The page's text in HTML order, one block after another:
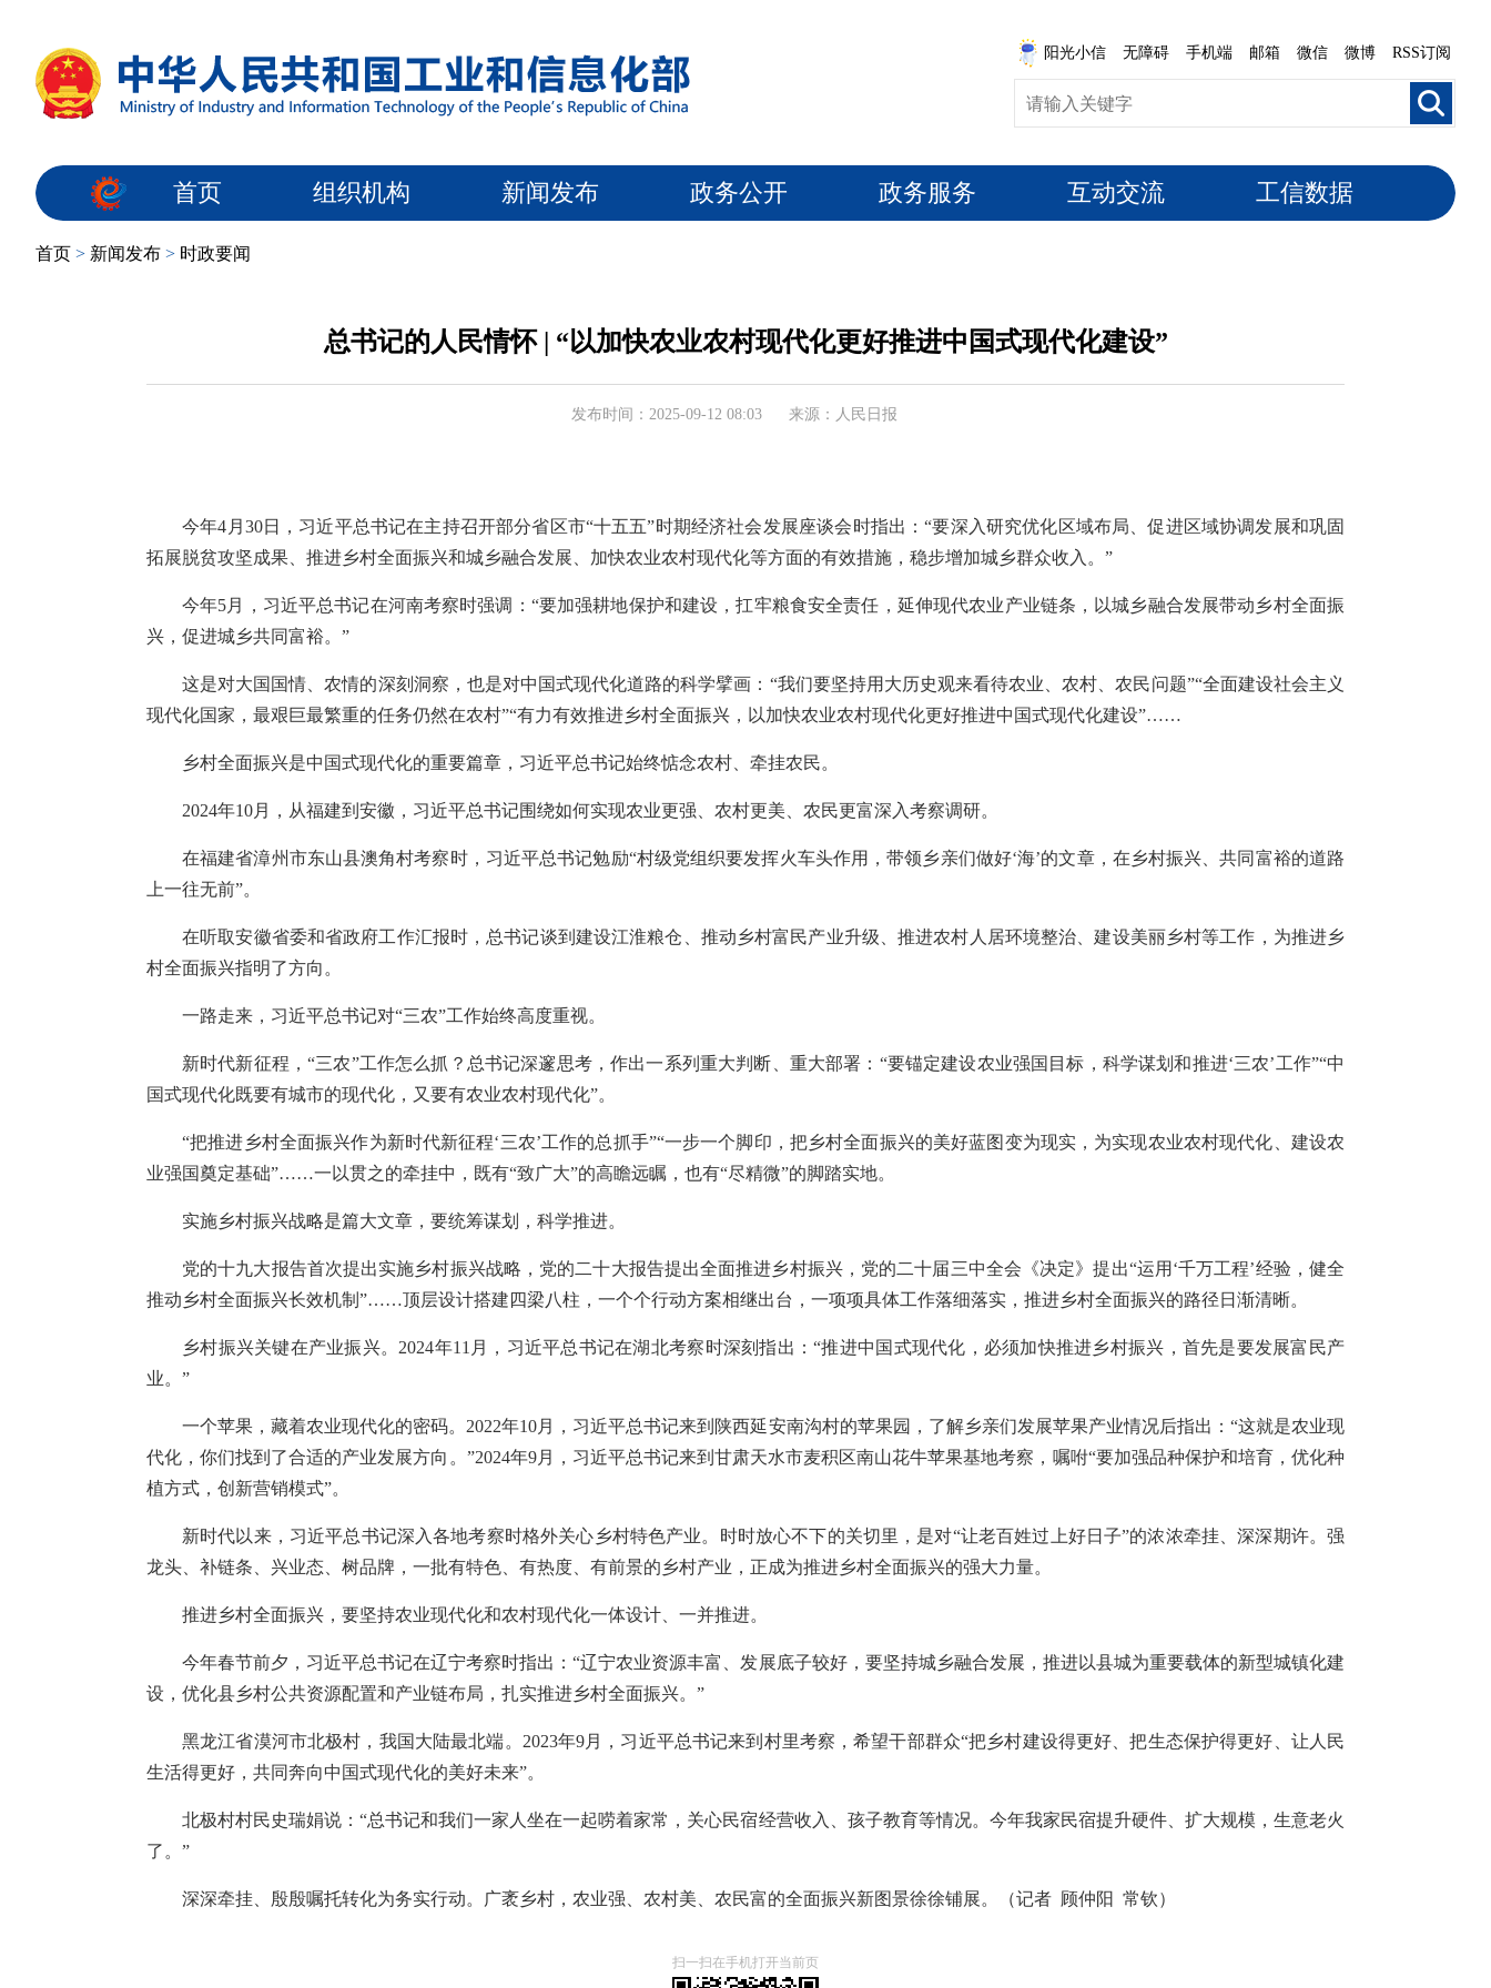
阳光小信 无障碍 手机端 邮箱 微信 微博 RSS订阅
首页 组织机构 新闻发布 政务公开 政务服务 互动交流 工信数据
首页 > 新闻发布 > 时政要闻
总书记的人民情怀 | “以加快农业农村现代化更好推进中国式现代化建设”
发布时间：2025-09-12 08:03 来源：人民日报
今年4月30日，习近平总书记在主持召开部分省区市“十五五”时期经济社会发展座谈会时指出：“要深入研究优化区域布局、促进区域协调发展和巩固
拓展脱贫攻坚成果、推进乡村全面振兴和城乡融合发展、加快农业农村现代化等方面的有效措施，稳步增加城乡群众收入。”
今年5月，习近平总书记在河南考察时强调：“要加强耕地保护和建设，扛牢粮食安全责任，延伸现代农业产业链条，以城乡融合发展带动乡村全面振
兴，促进城乡共同富裕。”
这是对大国国情、农情的深刻洞察，也是对中国式现代化道路的科学擘画：“我们要坚持用大历史观来看待农业、农村、农民问题”“全面建设社会主义
现代化国家，最艰巨最繁重的任务仍然在农村”“有力有效推进乡村全面振兴，以加快农业农村现代化更好推进中国式现代化建设”……
乡村全面振兴是中国式现代化的重要篇章，习近平总书记始终惦念农村、牵挂农民。
2024年10月，从福建到安徽，习近平总书记围绕如何实现农业更强、农村更美、农民更富深入考察调研。
在福建省漳州市东山县澳角村考察时，习近平总书记勉励“村级党组织要发挥火车头作用，带领乡亲们做好‘海’的文章，在乡村振兴、共同富裕的道路
上一往无前”。
在听取安徽省委和省政府工作汇报时，总书记谈到建设江淮粮仓、推动乡村富民产业升级、推进农村人居环境整治、建设美丽乡村等工作，为推进乡
村全面振兴指明了方向。
一路走来，习近平总书记对“三农”工作始终高度重视。
新时代新征程，“三农”工作怎么抓？总书记深邃思考，作出一系列重大判断、重大部署：“要锚定建设农业强国目标，科学谋划和推进‘三农’工作”“中
国式现代化既要有城市的现代化，又要有农业农村现代化”。
“把推进乡村全面振兴作为新时代新征程‘三农’工作的总抓手”“一步一个脚印，把乡村全面振兴的美好蓝图变为现实，为实现农业农村现代化、建设农
业强国奠定基础”……一以贯之的牵挂中，既有“致广大”的高瞻远瞩，也有“尽精微”的脚踏实地。
实施乡村振兴战略是篇大文章，要统筹谋划，科学推进。
党的十九大报告首次提出实施乡村振兴战略，党的二十大报告提出全面推进乡村振兴，党的二十届三中全会《决定》提出“运用‘千万工程’经验，健全
推动乡村全面振兴长效机制”……顶层设计搭建四梁八柱，一个个行动方案相继出台，一项项具体工作落细落实，推进乡村全面振兴的路径日渐清晰。
乡村振兴关键在产业振兴。2024年11月，习近平总书记在湖北考察时深刻指出：“推进中国式现代化，必须加快推进乡村振兴，首先是要发展富民产
业。”
一个苹果，藏着农业现代化的密码。2022年10月，习近平总书记来到陕西延安南沟村的苹果园，了解乡亲们发展苹果产业情况后指出：“这就是农业现
代化，你们找到了合适的产业发展方向。”2024年9月，习近平总书记来到甘肃天水市麦积区南山花牛苹果基地考察，嘱咐“要加强品种保护和培育，优化种
植方式，创新营销模式”。
新时代以来，习近平总书记深入各地考察时格外关心乡村特色产业。时时放心不下的关切里，是对“让老百姓过上好日子”的浓浓牵挂、深深期许。强
龙头、补链条、兴业态、树品牌，一批有特色、有热度、有前景的乡村产业，正成为推进乡村全面振兴的强大力量。
推进乡村全面振兴，要坚持农业现代化和农村现代化一体设计、一并推进。
今年春节前夕，习近平总书记在辽宁考察时指出：“辽宁农业资源丰富、发展底子较好，要坚持城乡融合发展，推进以县城为重要载体的新型城镇化建
设，优化县乡村公共资源配置和产业链布局，扎实推进乡村全面振兴。”
黑龙江省漠河市北极村，我国大陆最北端。2023年9月，习近平总书记来到村里考察，希望干部群众“把乡村建设得更好、把生态保护得更好、让人民
生活得更好，共同奔向中国式现代化的美好未来”。
北极村村民史瑞娟说：“总书记和我们一家人坐在一起唠着家常，关心民宿经营收入、孩子教育等情况。今年我家民宿提升硬件、扩大规模，生意老火
了。”
深深牵挂、殷殷嘱托转化为务实行动。广袤乡村，农业强、农村美、农民富的全面振兴新图景徐徐铺展。（记者 顾仲阳 常钦）
扫一扫在手机打开当前页